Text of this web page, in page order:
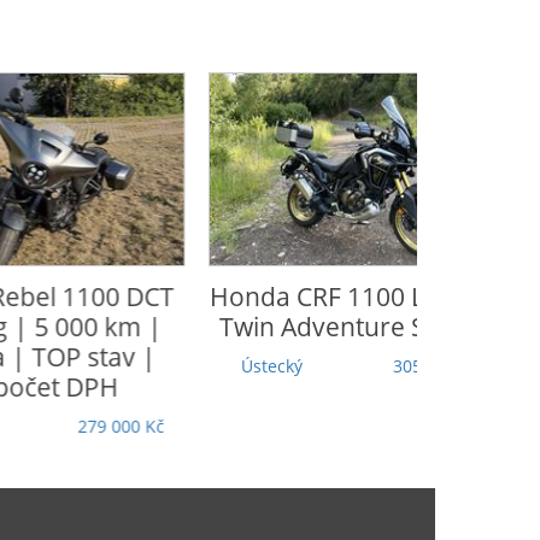
HondaCRF 1100 L Africa
Twin Adventure Sports
Ústecký 305 000 Kč
CFmoto
Moravskoslezský